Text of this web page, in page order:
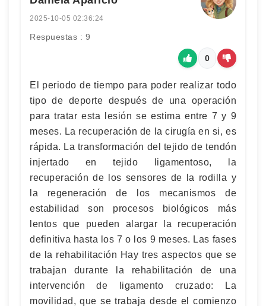
2025-10-05 02:36:24
Respuestas : 9
0
El periodo de tiempo para poder realizar todo
tipo de deporte después de una operación
para tratar esta lesión se estima entre 7 y 9
meses. La recuperación de la cirugía en si, es
rápida. La transformación del tejido de tendón
injertado en tejido ligamentoso, la
recuperación de los sensores de la rodilla y
la regeneración de los mecanismos de
estabilidad son procesos biológicos más
lentos que pueden alargar la recuperación
definitiva hasta los 7 o los 9 meses. Las fases
de la rehabilitación Hay tres aspectos que se
trabajan durante la rehabilitación de una
intervención de ligamento cruzado: La
movilidad, que se trabaja desde el comienzo